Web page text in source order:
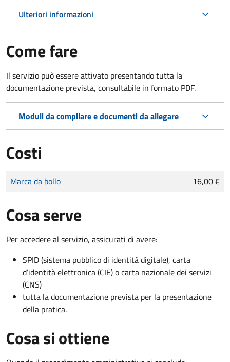
Ulteriori informazioni
Come fare
Il servizio può essere attivato presentando tutta la
documentazione prevista, consultabile in formato PDF.
Moduli da compilare e documenti da allegare
Costi
Tipo di pagamento
Importo
Marca da bollo 16,00 €
Cosa serve
Per accedere al servizio, assicurati di avere:
SPID (sistema pubblico di identità digitale), carta
d’identità elettronica (CIE) o carta nazionale dei servizi
(CNS)
tutta la documentazione prevista per la presentazione
della pratica.
Cosa si ottiene